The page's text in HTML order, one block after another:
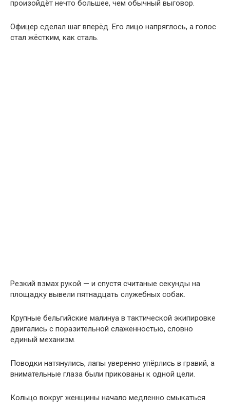
произойдёт нечто большее, чем обычный выговор.
Офицер сделал шаг вперёд. Его лицо напряглось, а голос
стал жёстким, как сталь.
Резкий взмах рукой — и спустя считаные секунды на
площадку вывели пятнадцать служебных собак.
Крупные бельгийские малинуа в тактической экипировке
двигались с поразительной слаженностью, словно
единый механизм.
Поводки натянулись, лапы уверенно упёрлись в гравий, а
внимательные глаза были прикованы к одной цели.
Кольцо вокруг женщины начало медленно смыкаться.